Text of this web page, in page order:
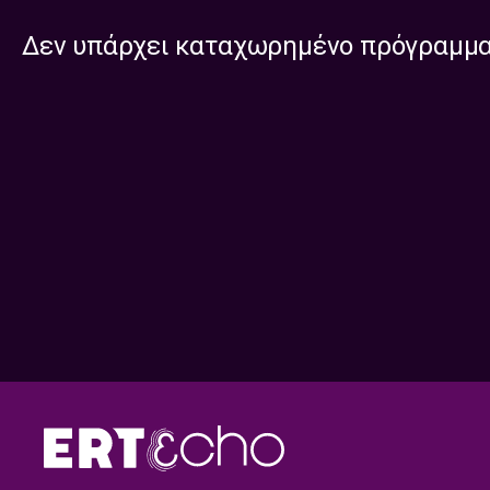
Δεν υπάρχει καταχωρημένο